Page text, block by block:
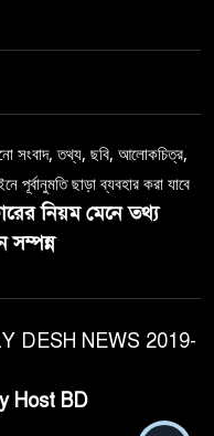
সংবাদ, তথ্য, ছবি, আলোকচিত্র,
পূর্বানুমতি ছাড়া ব্যবহার করা যাবে
নিয়ম মেনে তথ্য
সম্পন্ন
DESH NEWS 2019-
Host BD